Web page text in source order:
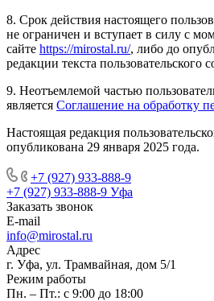
8. Срок действия настоящего
не ограничен и вступает в силу с
сайте https://mirostal.ru/, либо до
редакции текста пользовательского
9. Неотъемлемой частью
является Соглашение на обработку
Настоящая редакция
опубликована 29 января 2025 года.
+7 (927) 933-888-9
+7 (927) 933-888-9 Уфа
Заказать звонок
E-mail
info@mirostal.ru
Адрес
г. Уфа, ул. Трамвайная, дом 5/1
Режим работы
Пн. – Пт.: с 9:00 до 18:00